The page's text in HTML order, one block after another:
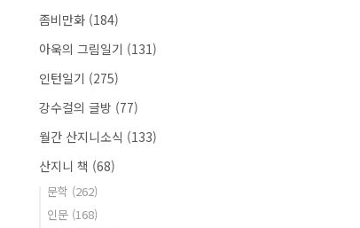
좀비만화 (184)
아욱의 그림일기 (131)
인턴일기 (275)
강수걸의 글방 (77)
월간 산지니소식 (133)
산지니 책 (68)
문학 (262)
인문 (168)